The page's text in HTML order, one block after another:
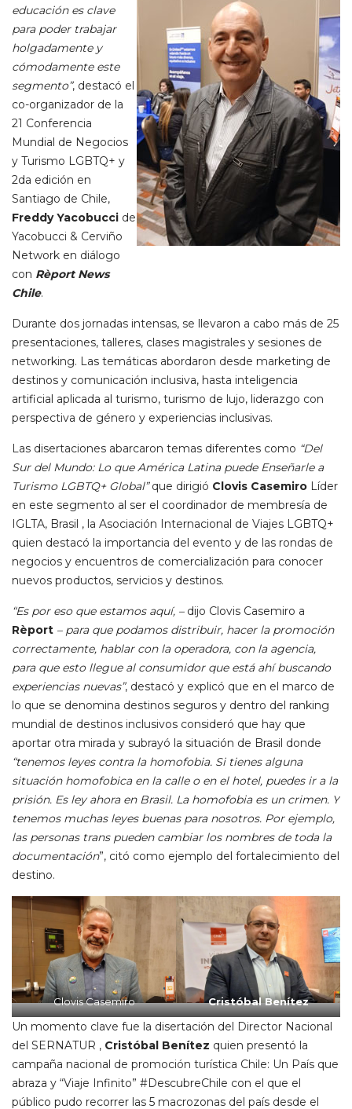
educación es clave
para poder trabajar
holgadamente y
cómodamente este
segmento”, destacó el
co-organizador de la
21 Conferencia
Mundial de Negocios
y Turismo LGBTQ+ y
2da edición en
Santiago de Chile,
Freddy Yacobucci de
Yacobucci & Cerviño
Network en diálogo
con Rèport News
Chile.
Durante dos jornadas intensas, se llevaron a cabo más de 25
presentaciones, talleres, clases magistrales y sesiones de
networking. Las temáticas abordaron desde marketing de
destinos y comunicación inclusiva, hasta inteligencia
artificial aplicada al turismo, turismo de lujo, liderazgo con
perspectiva de género y experiencias inclusivas.
Las disertaciones abarcaron temas diferentes como “Del
Sur del Mundo: Lo que América Latina puede Enseñarle a
Turismo LGBTQ+ Global”que dirigió Clovis Casemiro Líder
en este segmento al ser el coordinador de membresía de
IGLTA, Brasil , la Asociación Internacional de Viajes LGBTQ+
quien destacó la importancia del evento y de las rondas de
negocios y encuentros de comercialización para conocer
nuevos productos, servicios y destinos.
“Es por eso que estamos aquí, – dijo Clovis Casemiro a
Rèport – para que podamos distribuir, hacer la promoción
correctamente, hablar con la operadora, con la agencia,
para que esto llegue al consumidor que está ahí buscando
experiencias nuevas”, destacó y explicó que en el marco de
lo que se denomina destinos seguros y dentro del ranking
mundial de destinos inclusivos consideró que hay que
aportar otra mirada y subrayó la situación de Brasil donde
“tenemos leyes contra la homofobia. Si tienes alguna
situación homofobica en la calle o en el hotel, puedes ir a la
prisión. Es ley ahora en Brasil. La homofobia es un crimen. Y
tenemos muchas leyes buenas para nosotros. Por ejemplo,
las personas trans pueden cambiar los nombres de toda la
documentación”, citó como ejemplo del fortalecimiento del
destino.
Clovis Casemiro Cristóbal Benítez
Un momento clave fue la disertación del Director Nacional
del SERNATUR , Cristóbal Benítez quien presentó la
campaña nacional de promoción turística Chile: Un País que
abraza y “Viaje Infinito” #DescubreChile con el que el
público pudo recorrer las 5 macrozonas del país desde el